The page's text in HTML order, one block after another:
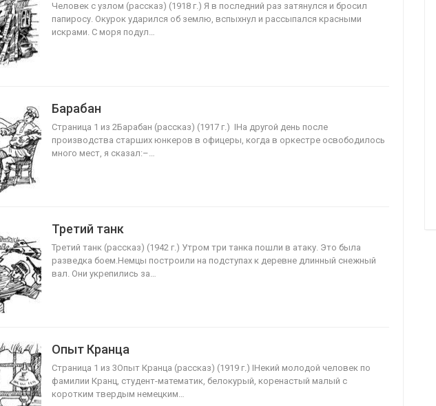
Человек с узлом (рассказ) (1918 г.) Я в последний раз затянулся и бросил
папиросу. Окурок ударился об землю, вспыхнул и рассыпался красными
искрами. С моря подул…
Барабан
Страница 1 из 2Барабан (рассказ) (1917 г.) IНа другой день после
производства старших юнкеров в офицеры, когда в оркестре освободилось
много мест, я сказал:–…
Третий танк
Третий танк (рассказ) (1942 г.) Утром три танка пошли в атаку. Это была
разведка боем.Немцы построили на подступах к деревне длинный снежный
вал. Они укрепились за…
Опыт Кранца
Страница 1 из 3Опыт Кранца (рассказ) (1919 г.) IНекий молодой человек по
фамилии Кранц, студент-математик, белокурый, коренастый малый с
коротким твердым немецким…